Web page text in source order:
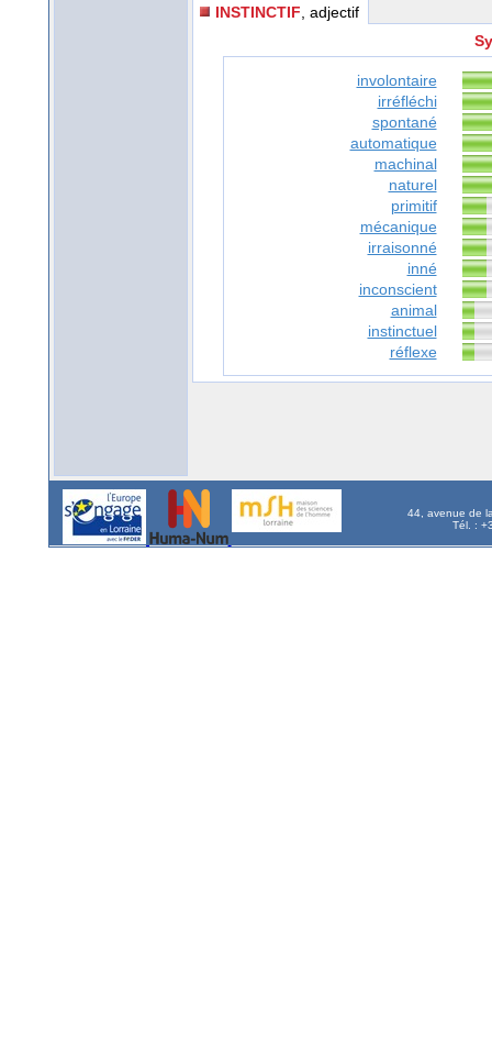
INSTINCTIF , adjectif
involontaire
irréfléchi
spontané
automatique
machinal
naturel
primitif
mécanique
irraisonné
inné
inconscient
animal
instinctuel
réflexe
44, avenue de
Tél. :